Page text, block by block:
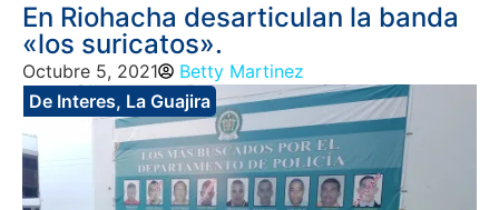
En Riohacha desarticulan la banda
«los suricatos».
Octubre 5, 2021
Betty Martinez
De Interes, La Guajira